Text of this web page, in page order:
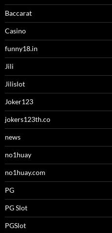
Baccarat
Casino
funny18.in
Jili
Jilislot
Joker123
jokers123th.co
news
no1huay
no1huay.com
PG
PG Slot
PGSlot